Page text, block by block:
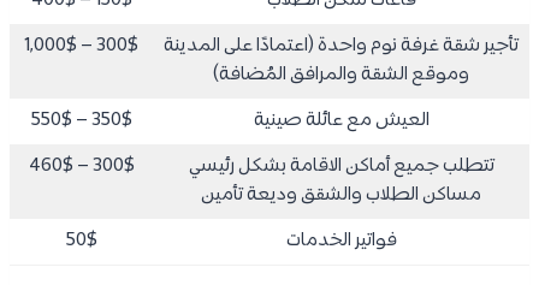
تأجير شقة غرفة نوم واحدة (اعتمادًا على المدينة
وموقع الشقة والمرافق المُضافة)
300$ – 1,000$
العيش مع عائلة صينية
350$ – 550$
تتطلب جميع أماكن الاقامة بشكل رئيسي
مساكن الطلاب والشقق وديعة تأمين
300$ – 460$
فواتير الخدمات 50$